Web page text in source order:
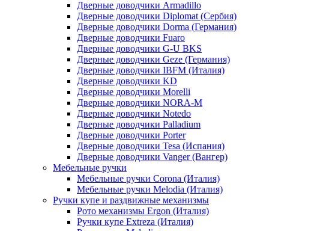
Дверные доводчики Armadillo
Дверные доводчики Diplomat (Сербия)
Дверные доводчики Dorma (Германия)
Дверные доводчики Fuaro
Дверные доводчики G-U BKS
Дверные доводчики Geze (Германия)
Дверные доводчики IBFM (Италия)
Дверные доводчики KD
Дверные доводчики Morelli
Дверные доводчики NORA-M
Дверные доводчики Notedo
Дверные доводчики Palladium
Дверные доводчики Porter
Дверные доводчики Tesa (Испания)
Дверные доводчики Vanger (Вангер)
Мебельные ручки
Мебельные ручки Corona (Италия)
Мебельные ручки Melodia (Италия)
Ручки купе и раздвижные механизмы
Рото механизмы Ergon (Италия)
Ручки купе Extreza (Италия)